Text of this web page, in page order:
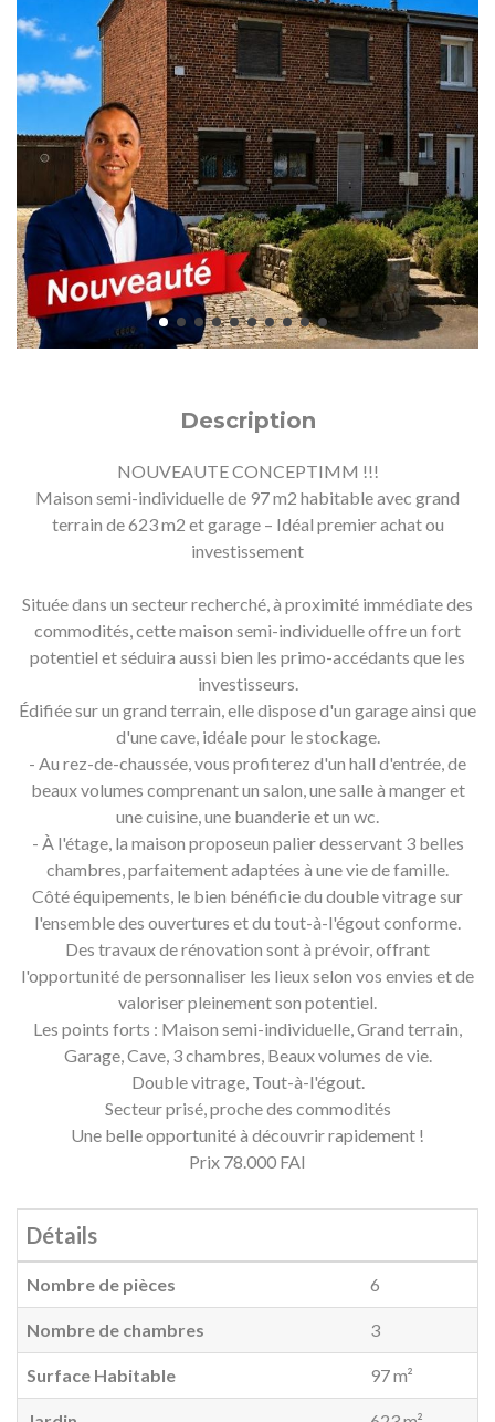
Description
NOUVEAUTE CONCEPTIMM !!!
Maison semi-individuelle de 97 m2 habitable avec grand
terrain de 623 m2 et garage – Idéal premier achat ou
investissement
Située dans un secteur recherché, à proximité immédiate des
commodités, cette maison semi-individuelle offre un fort
potentiel et séduira aussi bien les primo-accédants que les
investisseurs.
Édifiée sur un grand terrain, elle dispose d'un garage ainsi que
d'une cave, idéale pour le stockage.
- Au rez-de-chaussée, vous profiterez d'un hall d'entrée, de
beaux volumes comprenant un salon, une salle à manger et
une cuisine, une buanderie et un wc.
- À l'étage, la maison proposeun palier desservant 3 belles
chambres, parfaitement adaptées à une vie de famille.
Côté équipements, le bien bénéficie du double vitrage sur
l'ensemble des ouvertures et du tout-à-l'égout conforme.
Des travaux de rénovation sont à prévoir, offrant
l'opportunité de personnaliser les lieux selon vos envies et de
valoriser pleinement son potentiel.
Les points forts : Maison semi-individuelle, Grand terrain,
Garage, Cave, 3 chambres, Beaux volumes de vie.
Double vitrage, Tout-à-l'égout.
Secteur prisé, proche des commodités
Une belle opportunité à découvrir rapidement !
Prix 78.000 FAI
Détails
Nombre de pièces 6
Nombre de chambres 3
Surface Habitable 97 m²